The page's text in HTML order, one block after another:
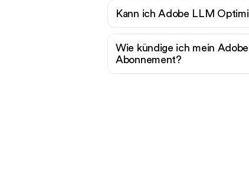
Kann ich Adobe LLM
Wie kündige ich mein
Abonnement?